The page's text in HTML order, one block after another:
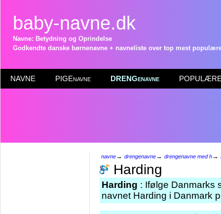
baby-navne.dk
Navne: Betydning og Oprindelse
Godkendte danske børnenavne + navneliste over top mest
NAVNE PIGEnavne DRENGenavne POPULÆRE
navne→ drengenavne→ drengenavne med h→
Harding
Harding : Ifølge Danmarks
navnet Harding i Danmark